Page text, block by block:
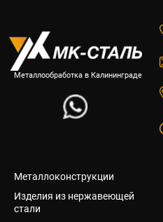
Металлообработка в Калининграде
Металлоконструкции
Изделия из нержавеющей
стали